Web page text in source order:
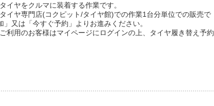
イヤをクルマに装着する作業です。
イヤ専門店(コクピット/タイヤ館)での作業1台分単位での販売で
」又は「今すぐ予約」よりお進みください。
利用のお客様はマイページにログインの上、タイヤ履き替え予約